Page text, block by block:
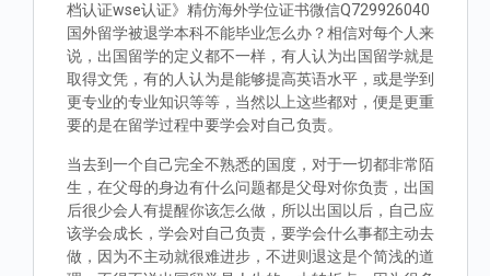
档认证wse认证》精仿海外学位证书微信Q729926040
国外留学被退学本科不能毕业怎么办？相信对每个人来
说，出国留学的定义都不一样，有人认为出国留学就是
取得文凭，有的人认为是能够提高英语水平，或是学到
更专业的专业知识等等，当然以上这些都对，便是更重
要的是在留学过程中要学会对自己负责。
当去到一个自己完全不熟悉的国度，对于一切都非常陌
生，在父母的身边有什么问题都是父母对你负责，出国
后很少会人有提醒你该怎么做，所以出国以后，自己应
该学会成长，学会对自己负责，要学会什么事都主动去
做，因为不主动就很难进步，不进则退这是个简浅的道